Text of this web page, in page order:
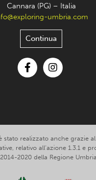
Cannara (PG) – Italia
umbria.com
Continua
stato realizzato anche grazie
relativo all’azione 1.3.1 e
2014-2020 della Regione